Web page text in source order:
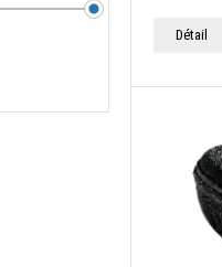
Détail